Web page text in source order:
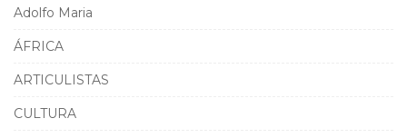
Adolfo Maria
ÁFRICA
ARTICULISTAS
CULTURA